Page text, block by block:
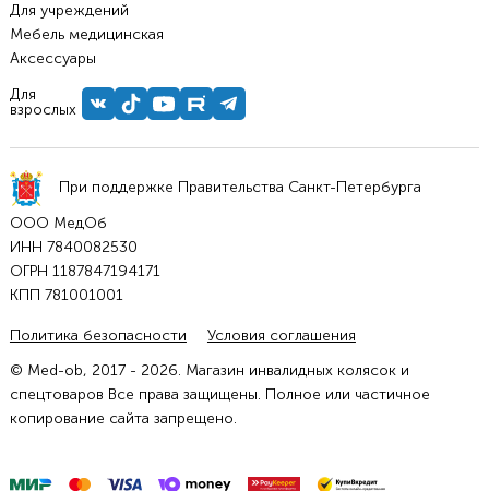
Для учреждений
Мебель медицинская
Аксессуары
Для
взрослых
При поддержке Правительства Санкт-Петербурга
ООО МедОб
ИНН 7840082530
ОГРН 1187847194171
КПП 781001001
Политика безопасности
Условия соглашения
© Med-ob, 2017 - 2026. Магазин инвалидных колясок и
спецтоваров Все права защищены. Полное или частичное
копирование сайта запрещено.